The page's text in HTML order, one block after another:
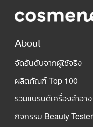
About
จัดอันดับจากผู้ใช้จริง
ผลิตภัณฑ์ Top 100
รวมแบรนด์เครื่องสำอาง
กิจกรรม Beauty Tester